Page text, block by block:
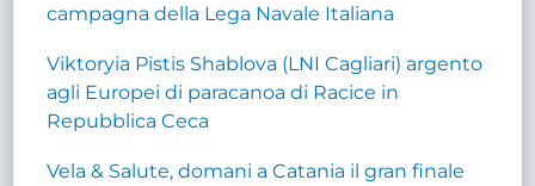
campagna della Lega Navale Italiana
Viktoryia Pistis Shablova (LNI Cagliari) argento
agli Europei di paracanoa di Racice in
Repubblica Ceca
Vela & Salute, domani a Catania il gran finale